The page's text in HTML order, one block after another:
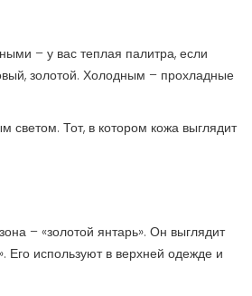
– у вас теплая палитра, если
золотой. Холодным – прохладные
светом. Тот, в котором кожа выглядит
– «золотой янтарь». Он выглядит
Его используют в верхней одежде и